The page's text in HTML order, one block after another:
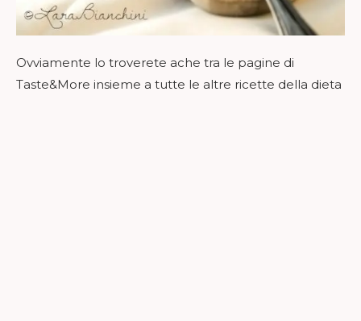
Ovviamente lo troverete ache tra le pagine di
Taste&More insieme a tutte le altre ricette della dieta